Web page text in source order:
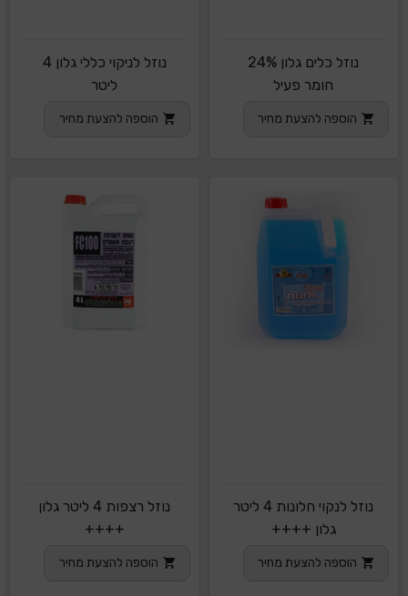
נוזל כלים גלון 24%
חומר פעיל
הוספה להצעת מחיר
נוזל לניקוי כללי גלון 4
ליטר
הוספה להצעת מחיר
נוזל לנקוי חלונות 4 ליטר
גלון ++++
הוספה להצעת מחיר
נוזל רצפות 4 ליטר גלון
++++
הוספה להצעת מחיר